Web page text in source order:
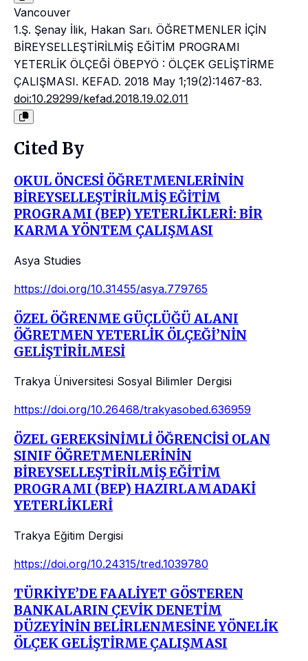
Vancouver
1.Ş. Şenay İlik, Hakan Sarı. ÖĞRETMENLER İÇİN
BİREYSELLEŞTİRİLMİŞ EĞİTİM PROGRAMI
YETERLİK ÖLÇEĞİ ÖBEPYÖ : ÖLÇEK GELİŞTİRME
ÇALIŞMASI. KEFAD. 2018 May 1;19(2):1467-83.
doi:10.29299/kefad.2018.19.02.011
Cited By
OKUL ÖNCESİ ÖĞRETMENLERİNİN
BİREYSELLEŞTİRİLMİŞ EĞİTİM
PROGRAMI (BEP) YETERLİKLERİ: BİR
KARMA YÖNTEM ÇALIŞMASI
Asya Studies
https://doi.org/10.31455/asya.779765
ÖZEL ÖĞRENME GÜÇLÜĞÜ ALANI
ÖĞRETMEN YETERLİK ÖLÇEĞİ’NİN
GELİŞTİRİLMESİ
Trakya Üniversitesi Sosyal Bilimler Dergisi
https://doi.org/10.26468/trakyasobed.636959
ÖZEL GEREKSİNİMLİ ÖĞRENCİSİ OLAN
SINIF ÖĞRETMENLERİNİN
BİREYSELLEŞTİRİLMİŞ EĞİTİM
PROGRAMI (BEP) HAZIRLAMADAKİ
YETERLİKLERİ
Trakya Eğitim Dergisi
https://doi.org/10.24315/tred.1039780
TÜRKİYE’DE FAALİYET GÖSTEREN
BANKALARIN ÇEVİK DENETİM
DÜZEYİNİN BELİRLENMESİNE YÖNELİK
ÖLÇEK GELİŞTİRME ÇALIŞMASI